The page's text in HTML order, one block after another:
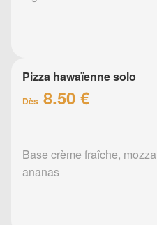
Pizza hawaïenne solo
Dès 8.50 €
Base crème fraîche,
ananas